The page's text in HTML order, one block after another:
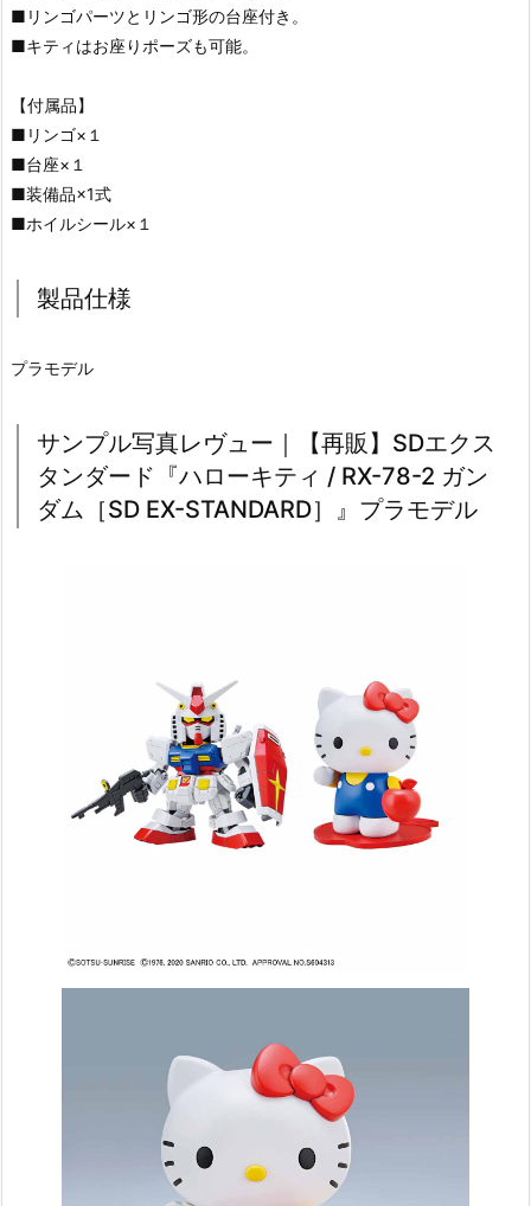
■リンゴパーツとリンゴ形の台座付き。
■キティはお座りポーズも可能。
【付属品】
■リンゴ×１
■台座×１
■装備品×1式
■ホイルシール×１
製品仕様
プラモデル
サンプル写真レヴュー｜【再販】SDエクス
タンダード『ハローキティ / RX-78-2 ガン
ダム［SD EX-STANDARD］』プラモデル